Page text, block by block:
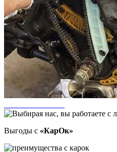
Выгоды с «КарОк»